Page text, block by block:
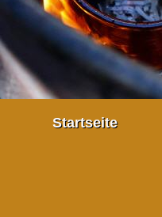
Startseite